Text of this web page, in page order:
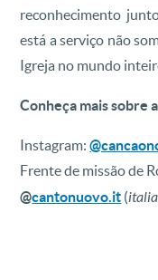
reconhecimento
está a serviço não
Igreja no mundo
Conheça mais sobre
Instagram:
Frente de missão de
@cantonuovo.it (